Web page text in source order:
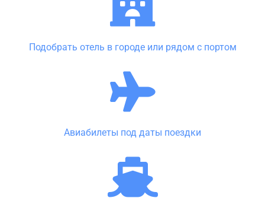
Подобрать отель в городе или рядом с портом
Авиабилеты под даты поездки